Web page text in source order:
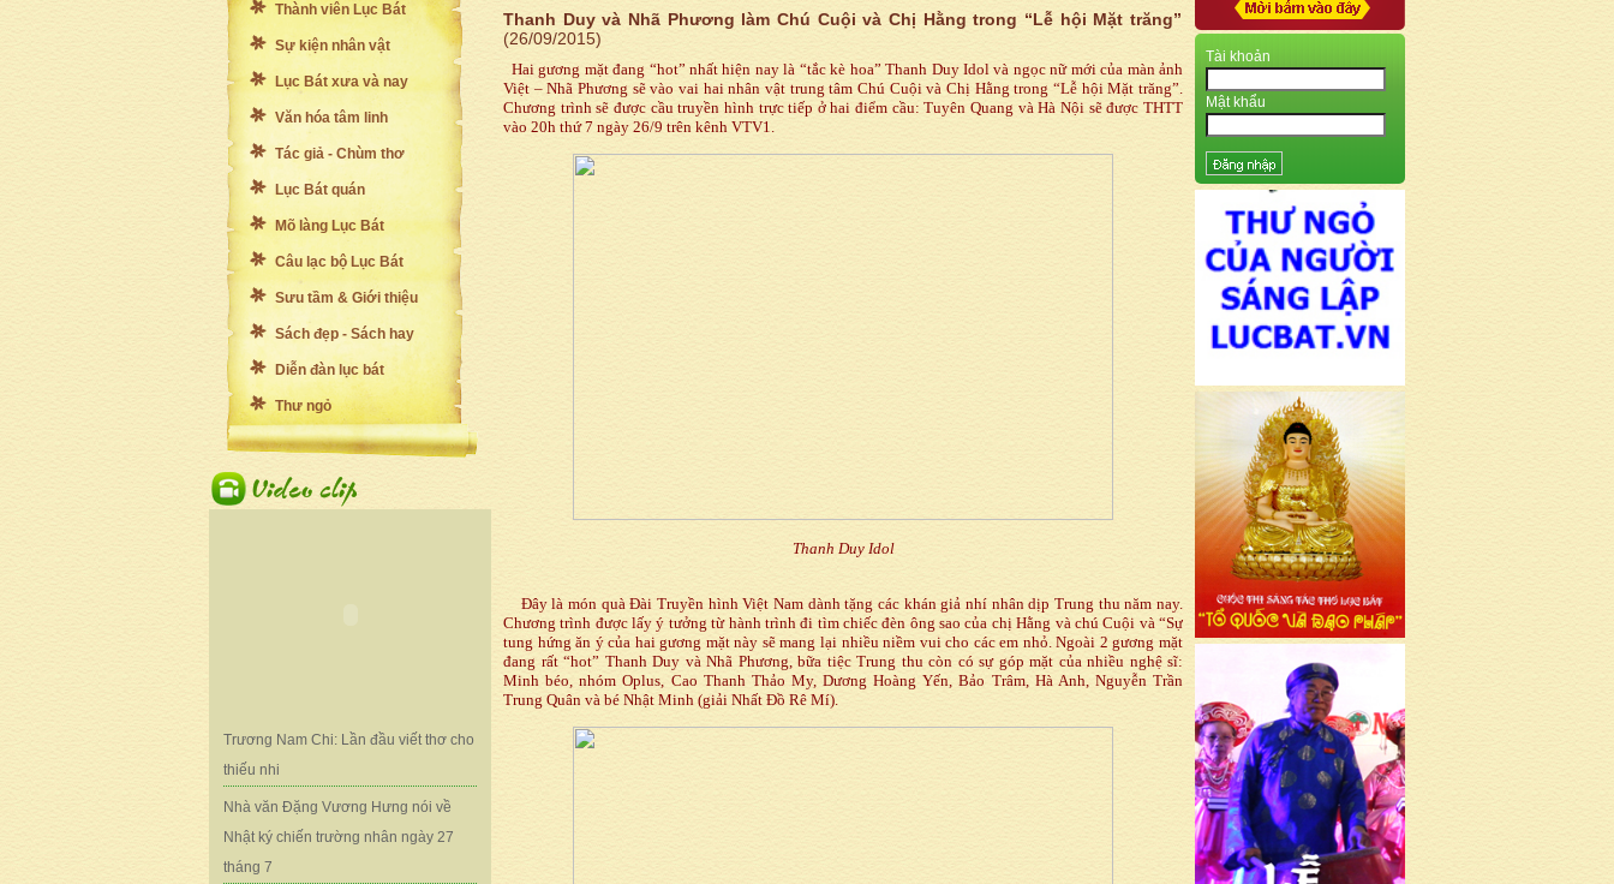
Thành viên Lục Bát
Sự kiện nhân vật
Lục Bát xưa và nay
Văn hóa tâm linh
Tác giả - Chùm thơ
Lục Bát quán
Mõ làng Lục Bát
Câu lạc bộ Lục Bát
Sưu tầm & Giới thiệu
Sách đẹp - Sách hay
Diễn đàn lục bát
Thư ngỏ
Trương Nam Chi: Lần đầu viết thơ cho
thiếu nhi
Nhà văn Đặng Vương Hưng nói về
Nhật ký chiến trường nhân ngày 27
tháng 7
Thanh Duy và Nhã Phương làm Chú Cuội và Chị Hằng trong “Lễ hội Mặt trăng”
(26/09/2015)
Hai gương mặt đang “hot” nhất hiện nay là “tắc kè hoa” Thanh Duy Idol và ngọc nữ mới của màn ảnh
Việt – Nhã Phương sẽ vào vai hai nhân vật trung tâm Chú Cuội và Chị Hằng trong “Lễ hội Mặt trăng”.
Chương trình sẽ được cầu truyền hình trực tiếp ở hai điểm cầu: Tuyên Quang và Hà Nội sẽ được THTT
vào 20h thứ 7 ngày 26/9 trên kênh VTV1.
Thanh Duy Idol
Đây là món quà Đài Truyền hình Việt Nam dành tặng các khán giả nhí nhân dịp Trung thu năm nay.
Chương trình được lấy ý tưởng từ hành trình đi tìm chiếc đèn ông sao của chị Hằng và chú Cuội và “Sự
tung hứng ăn ý của hai gương mặt này sẽ mang lại nhiều niềm vui cho các em nhỏ. Ngoài 2 gương mặt
đang rất “hot” Thanh Duy và Nhã Phương, bữa tiệc Trung thu còn có sự góp mặt của nhiều nghệ sĩ:
Minh béo, nhóm Oplus, Cao Thanh Thảo My, Dương Hoàng Yến, Bảo Trâm, Hà Anh, Nguyễn Trần
Trung Quân và bé Nhật Minh (giải Nhất Đồ Rê Mí).
Tài khoản
Mật khẩu